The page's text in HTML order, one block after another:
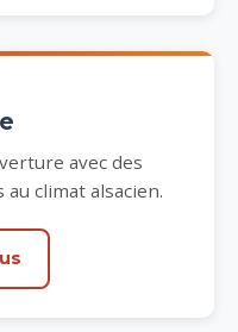
avec des
climat alsacien.